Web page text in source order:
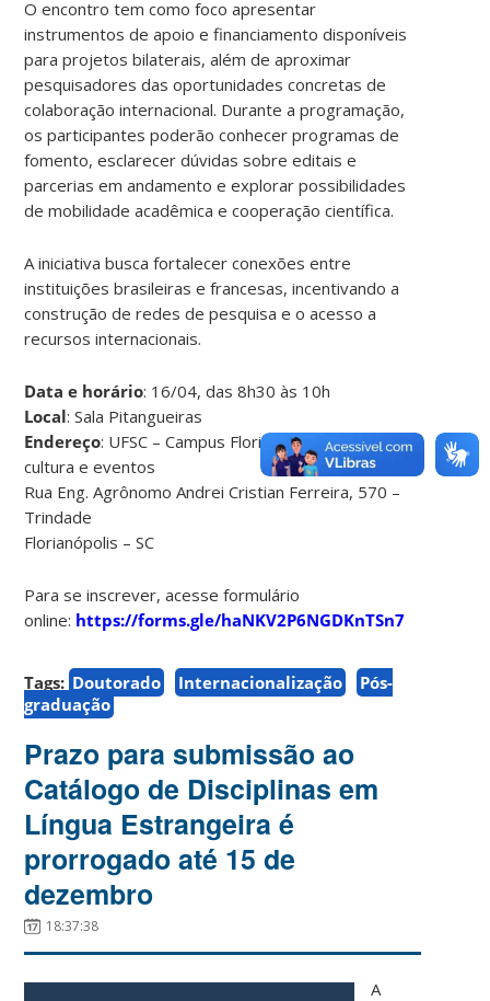
O encontro tem como foco apresentar
instrumentos de apoio e financiamento disponíveis
para projetos bilaterais, além de aproximar
pesquisadores das oportunidades concretas de
colaboração internacional. Durante a programação,
os participantes poderão conhecer programas de
fomento, esclarecer dúvidas sobre editais e
parcerias em andamento e explorar possibilidades
de mobilidade acadêmica e cooperação científica.
A iniciativa busca fortalecer conexões entre
instituições brasileiras e francesas, incentivando a
construção de redes de pesquisa e o acesso a
recursos internacionais.
Data e horário: 16/04, das 8h30 às 10h
Local: Sala Pitangueiras
Endereço: UFSC – Campus Florianópolis- Centro de
cultura e eventos
Rua Eng. Agrônomo Andrei Cristian Ferreira, 570 –
Trindade
Florianópolis – SC
Para se inscrever, acesse formulário
online: https://forms.gle/haNKV2P6NGDKnTSn7
Tags: Doutorado Internacionalização
Pós-
graduação
Prazo para submissão ao
Catálogo de Disciplinas em
Língua Estrangeira é
prorrogado até 15 de
dezembro
18:37:38
A